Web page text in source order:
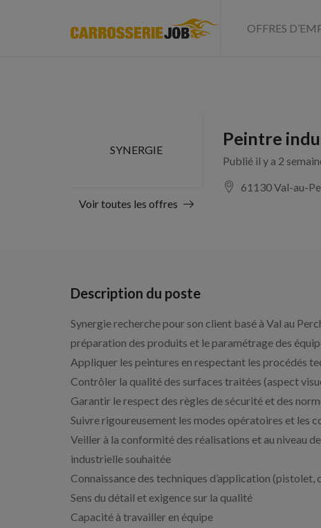
OFFRES
SYNERGIE
Voir toutes les offres
Peintre
Publié il y a 2
61130 Val-au-
Description du poste
Synergie recherche pour son client basé à Val au
préparation des produits et le paramétrage des
Appliquer les peintures en respectant les procédés
Contrôler la qualité des surfaces traitées (aspect
Garantir le respect des règles de sécurité et des
Suivre rigoureusement les modes opératoires et les
Veiller à la conformité des réalisations et au niveau
industrielle souhaitée
Connaissance des techniques d’application (pistolet,
Sens du détail et exigence sur la qualité
Capacité à travailler en équipe